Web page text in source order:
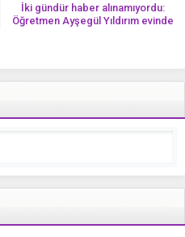
İki gündür haber alınamıyordu:
Öğretmen Ayşegül Yıldırım evinde